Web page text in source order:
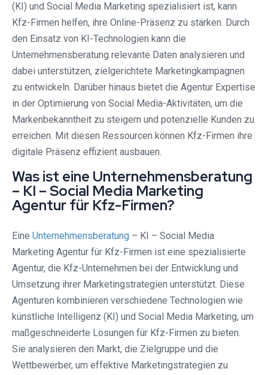
(KI) und Social Media Marketing spezialisiert ist, kann
Kfz-Firmen helfen, ihre Online-Präsenz zu stärken. Durch
den Einsatz von KI-Technologien kann die
Unternehmensberatung relevante Daten analysieren und
dabei unterstützen, zielgerichtete Marketingkampagnen
zu entwickeln. Darüber hinaus bietet die Agentur Expertise
in der Optimierung von Social Media-Aktivitäten, um die
Markenbekanntheit zu steigern und potenzielle Kunden zu
erreichen. Mit diesen Ressourcen können Kfz-Firmen ihre
digitale Präsenz effizient ausbauen.
Was ist eine Unternehmensberatung
– KI – Social Media Marketing
Agentur für Kfz-Firmen?
Eine Unternehmensberatung – KI – Social Media
Marketing Agentur für Kfz-Firmen ist eine spezialisierte
Agentur, die Kfz-Unternehmen bei der Entwicklung und
Umsetzung ihrer Marketingstrategien unterstützt. Diese
Agenturen kombinieren verschiedene Technologien wie
künstliche Intelligenz (KI) und Social Media Marketing, um
maßgeschneiderte Lösungen für Kfz-Firmen zu bieten.
Sie analysieren den Markt, die Zielgruppe und die
Wettbewerber, um effektive Marketingstrategien zu